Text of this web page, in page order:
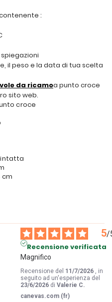
:
il peso e la data di tua scelta
da ricamoa punto croce
sito web.
croce
intatta
cm
5/
Recensione verificata
Magnifico
Recensione del 11/7/2026
, in
seguito ad un'esperienza del
23/6/2026 diValerie C.
canevas.com (fr)